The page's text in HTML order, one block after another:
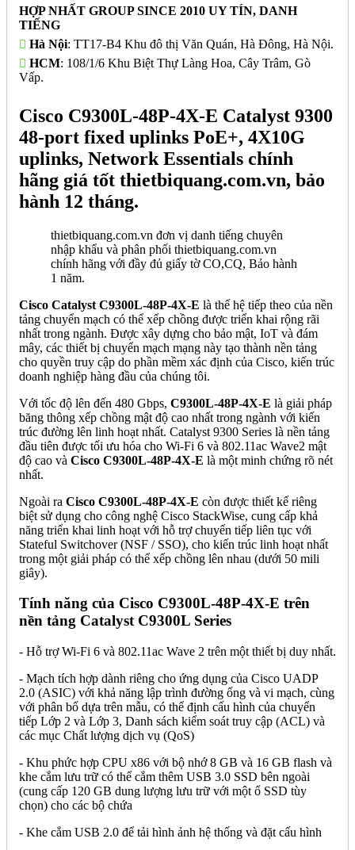
HỢP NHẤT GROUP SINCE 2010 UY TÍN, DANH
TIẾNG
Hà Nội: TT17-B4 Khu đô thị Văn Quán, Hà Đông, Hà Nội.
HCM: 108/1/6 Khu Biệt Thự Làng Hoa, Cây Trâm, Gò
Vấp.
Cisco C9300L-48P-4X-E Catalyst 9300
48-port fixed uplinks PoE+, 4X10G
uplinks, Network Essentials chính
hãng giá tốt thietbiquang.com.vn, bảo
hành 12 tháng.
thietbiquang.com.vn đơn vị danh tiếng chuyên
nhập khẩu và phân phối thietbiquang.com.vn
chính hãng với đầy đủ giấy tờ CO,CQ, Bảo hành
1 năm.
Cisco Catalyst C9300L-48P-4X-E là thế hệ tiếp theo của nền
tảng chuyển mạch có thể xếp chồng được triển khai rộng rãi
nhất trong ngành. Được xây dựng cho bảo mật, IoT và đám
mây, các thiết bị chuyển mạch mạng này tạo thành nền tảng
cho quyền truy cập do phần mềm xác định của Cisco, kiến trúc
doanh nghiệp hàng đầu của chúng tôi.
Với tốc độ lên đến 480 Gbps, C9300L-48P-4X-E là giải pháp
băng thông xếp chồng mật độ cao nhất trong ngành với kiến
trúc đường lên linh hoạt nhất. Catalyst 9300 Series là nền tảng
đầu tiên được tối ưu hóa cho Wi-Fi 6 và 802.11ac Wave2 mật
độ cao và Cisco C9300L-48P-4X-E là một minh chứng rõ nét
nhất.
Ngoài ra Cisco C9300L-48P-4X-E còn được thiết kế riêng
biệt sử dụng cho công nghệ Cisco StackWise, cung cấp khả
năng triển khai linh hoạt với hỗ trợ chuyển tiếp liên tục với
Stateful Switchover (NSF / SSO), cho kiến trúc linh hoạt nhất
trong một giải pháp có thể xếp chồng lên nhau (dưới 50 mili
giây).
Tính năng của Cisco C9300L-48P-4X-E trên
nền tảng Catalyst C9300L Series
- Hỗ trợ Wi-Fi 6 và 802.11ac Wave 2 trên một thiết bị duy nhất.
- Mạch tích hợp dành riêng cho ứng dụng của Cisco UADP
2.0 (ASIC) với khả năng lập trình đường ống và vi mạch, cùng
với phân bổ dựa trên mẫu, có thể định cấu hình của chuyển
tiếp Lớp 2 và Lớp 3, Danh sách kiểm soát truy cập (ACL) và
các mục Chất lượng dịch vụ (QoS)
- Khu phức hợp CPU x86 với bộ nhớ 8 GB và 16 GB flash và
khe cắm lưu trữ có thể cắm thêm USB 3.0 SSD bên ngoài
(cung cấp 120 GB dung lượng lưu trữ với một ổ SSD tùy
chọn) cho các bộ chứa
- Khe cắm USB 2.0 để tải hình ảnh hệ thống và đặt cấu hình